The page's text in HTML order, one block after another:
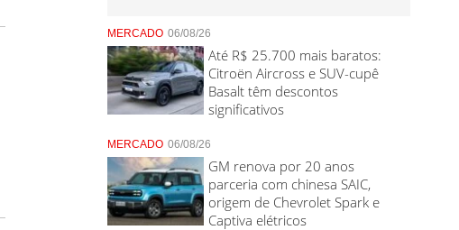
MERCADO 06/08/26
Até R$ 25.700 mais baratos:
Citroën Aircross e SUV-cupê
Basalt têm descontos
significativos
MERCADO 06/08/26
GM renova por 20 anos
parceria com chinesa SAIC,
origem de Chevrolet Spark e
Captiva elétricos